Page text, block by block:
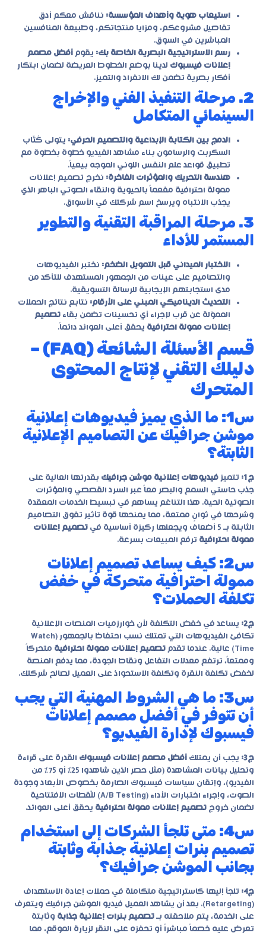
استيعاب هوية وأهداف المؤسسة: نناقش معكم أدق
تفاصيل مشروعكم، ومزايا منتجاتكم، وطبيعة المنافسين
المباشرين في السوق.
رسم الاستراتيجية البصرية الخاصة بك: يقوم أفضل مصمم
إعلانات فيسبوك لدينا بوضع الخطوط العريضة لضمان ابتكار
أفكار بصرية تضمن لك الانفراد والتميز.
2. مرحلة التنفيذ الفني والإخراج
السينمائي المتكامل
الدمج بين الكتابة الإبداعية والتصميم الحرفي: يتولى كُتّاب
السكربت والرسامون بناء مشاهد الفيديو خطوة بخطوة مع
تطبيق قواعد علم النفس اللوني الموجه بيعياً.
هندسة التحريك والمؤثرات الفاخرة: نخرج تصميم إعلانات
ممولة احترافية مفعماً بالحيوية والنقاء الصوتي الباهر الذي
يجذب الانتباه ويرسخ اسم شركتك في الأسواق.
3. مرحلة المراقبة التقنية والتطوير
المستمر للأداء
الاختبار الميداني قبل التمويل الضخم: نختبر الفيديوهات
والتصاميم على عينات من الجمهور المستهدف للتأكد من
مدى استجابتهم الإيجابية للرسالة التسويقية.
التحديث الديناميكي المبني على الأرقام: نتابع نتائج الحملات
المموّلة عن قرب لإجراء أي تحسينات تضمن بقاء تصميم
إعلانات ممولة احترافية يحقق أعلى العوائد دائماً.
قسم الأسئلة الشائعة (FAQ) –
دليلك التقني لإنتاج المحتوى
المتحرك
س1: ما الذي يميز فيديوهات إعلانية
موشن جرافيك عن التصاميم الإعلانية
الثابتة؟
ج1: تتميز فيديوهات إعلانية موشن جرافيك بقدرتها العالية على
جذب حاستي السمع والبصر معاً عبر السرد القصصي والمؤثرات
الصوتية الحية. هذا التناغم يساهم في تبسيط الخدمات المعقدة
وشرحها في ثوانٍ ممتعة، مما يمنحها قوة تأثير تفوق التصاميم
الثابتة بـ 5 أضعاف ويجعلها ركيزة أساسية في
تصميم إعلانات
ممولة احترافية ترفع المبيعات بسرعة.
س2: كيف يساعد تصميم إعلانات
ممولة احترافية متحركة في خفض
تكلفة الحملات؟
ج2:
يساعد في خفض التكلفة لأن خوارزميات المنصات الإعلانية
تكافئ الفيديوهات التي تمتلك نسب احتفاظ بالجمهور (Watch
Time) عالية. عندما تقدم
تصميم إعلانات ممولة احترافية متحركاً
وممتعاً، ترتفع معدلات التفاعل ونقاط الجودة، مما يدفع المنصة
لخفض تكلفة النقرة وتكلفة الاستحواذ على العميل لصالح شركتك.
س3: ما هي الشروط المهنية التي يجب
أن تتوفر في أفضل مصمم إعلانات
فيسبوك لإدارة الفيديو؟
ج3: يجب أن يمتلك أفضل مصمم إعلانات فيسبوك القدرة على قراءة
وتحليل بيانات المشاهدة (مثل حصر الذين شاهدوا 25% أو 75% من
الفيديو)، وإتقان سياسات فيسبوك الصارمة بخصوص الأبعاد وجودة
الصوت، وإجراء اختبارات الأداء (A/B Testing) للّقطات الافتتاحية
لضمان خروج تصميم إعلانات ممولة احترافية يحقق أعلى العوائد.
س4: متى تلجأ الشركات إلى استخدام
تصميم بنرات إعلانية جذابة وثابتة
بجانب الموشن جرافيك؟
ج4:
تلجأ إليها كاستراتيجية متكاملة في حملات إعادة الاستهداف
(Retargeting). بعد أن يشاهد العميل فيديو الموشن جرافيك ويتعرف
على الخدمة، يتم ملاحقته بـ تصميم بنرات إعلانية جذابة وثابتة
تعرض عليه خصماً مباشراً أو تحفزه على النقر لزيارة الموقع، مما